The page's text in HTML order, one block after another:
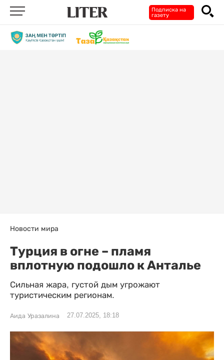
Подписка на
газету
Новости мира
Турция в огне – пламя
вплотную подошло к Анталье
Сильная жара, густой дым угрожают
туристическим регионам.
Аида Уразалина 27.07.2025, 18:18